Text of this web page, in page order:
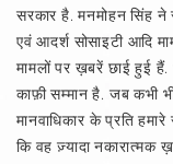
सरकार है. मनमोहन सिंह
एवं आदर्श सोसाइटी आदि
मामलों पर ख़बरें छाई हुई
काफ़ी सम्मान है. जब कभी
मानवाधिकार के प्रति
कि वह ज़्यादा नकारात्मक